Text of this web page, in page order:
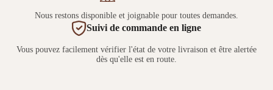
Nous restons disponible et joignable pour toutes demandes.
Suivi de commande en ligne
Vous pouvez facilement vérifier l'état de votre livraison et être alertée
dès qu'elle est en route.